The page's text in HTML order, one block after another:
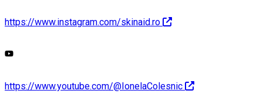
https://www.instagram.com/skinaid.ro
https://www.youtube.com/@IonelaColesnic